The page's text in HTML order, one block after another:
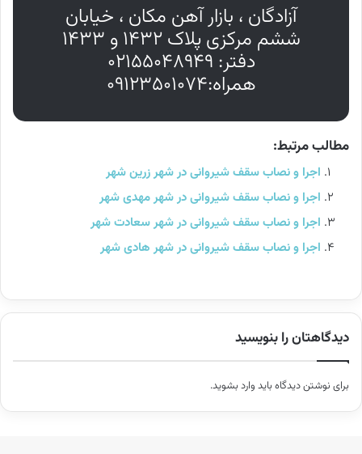
آزادگان ، بازار آهن مکان ، خیابان
ششم مرکزی پلاک ۱۴۳۲ و ۱۴۳۳
دفتر: ۰۲۱۵۵۰۴۸۹۴۹
همراه:۰۹۱۲۳۵۰۱۰۷۴
مطالب مرتبط:
اجرا و نصاب سقف شیروانی در شهر زرین شهر
اجرا و نصاب سقف شیروانی در شهر مهدی شهر
اجرا و نصاب سقف شیروانی در شهر سعادت شهر
اجرا و نصاب سقف شیروانی در شهر هادی شهر
دیدگاهتان را بنویسید
برای نوشتن دیدگاه باید وارد بشوید.